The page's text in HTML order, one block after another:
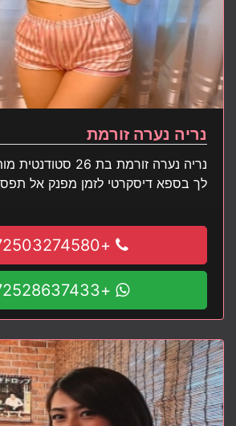
נריה נערה זורמת
נריה נערה זורמת בת
לך בספא דיסקרטי לזמן מפנק אל
+972503274580
+972528637433